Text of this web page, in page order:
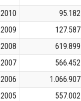
2010
95.182
2009
127.587
2008
619.899
2007
566.452
2006
1.066.907
2005
557.002